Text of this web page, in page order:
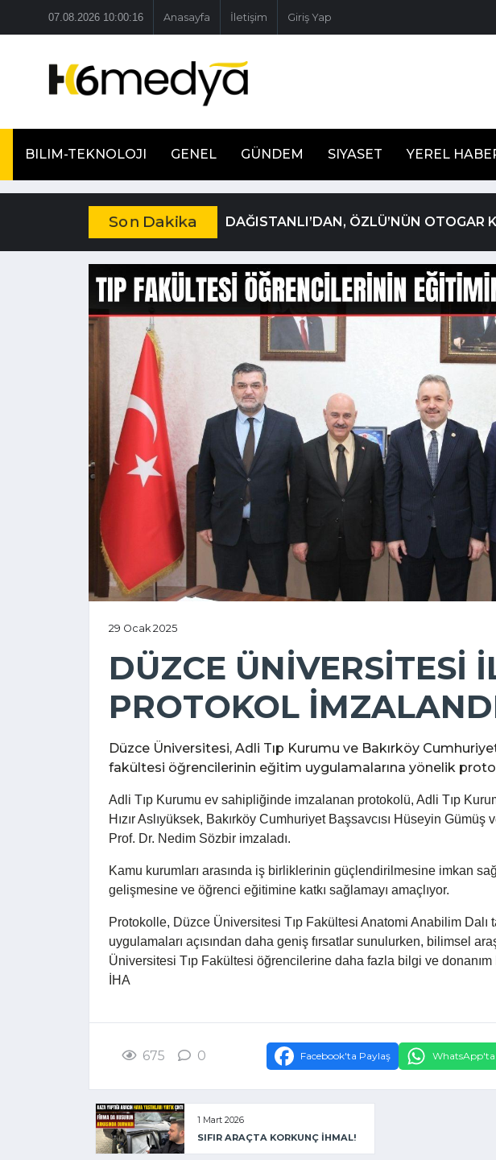
07.08.2026 10:00:17 Anasayfa İletişim Giriş Yap
BILIM-TEKNOLOJI GENEL GÜNDEM SIYASET YEREL
Son Dakika DAĞISTANLI’DAN, ÖZLÜ’NÜN OTOGAR
29 Ocak 2025
DÜZCE ÜNİVERSİTESİ
PROTOKOL
Düzce Üniversitesi, Adli Tıp Kurumu ve Bakırköy Cumhuriyet
fakültesi öğrencilerinin eğitim uygulamalarına yönelik
Adli Tıp Kurumu ev sahipliğinde imzalanan protokolü, Adli Tıp
Hızır Aslıyüksek, Bakırköy Cumhuriyet Başsavcısı Hüseyin
Prof. Dr. Nedim Sözbir imzaladı.
Kamu kurumları arasında iş birliklerinin güçlendirilmesine imkan
gelişmesine ve öğrenci eğitimine katkı sağlamayı amaçlıyor.
Protokolle, Düzce Üniversitesi Tıp Fakültesi Anatomi Anabilim Dalı
uygulamaları açısından daha geniş fırsatlar sunulurken, bilimsel
Üniversitesi Tıp Fakültesi öğrencilerine daha fazla bilgi ve donanım
İHA
675 0 Facebook'ta Paylaş WhatsApp'ta
1 Mart 2026
SIFIR ARAÇTA KORKUNÇ İHMAL!